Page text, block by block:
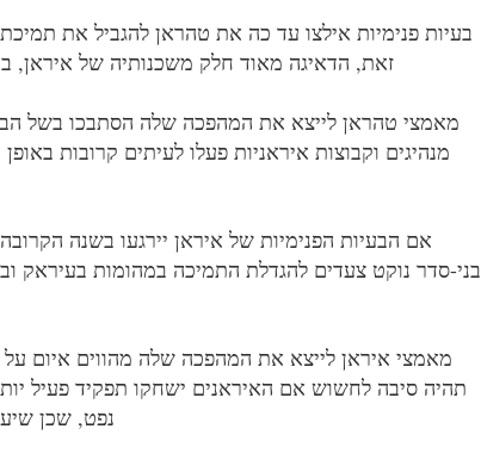
בעיות פנימיות אילצו עד כה את טהראן להגביל את
זאת, הדאיגה מאוד חלק משכנותיה של איראן,
מאמצי טהראן לייצא את המהפכה שלה הסתבכו בשל
מנהיגים וקבוצות איראניות פעלו לעיתים קרובות
אם הבעיות הפנימיות של איראן יירגעו בשנה
בני-סדר נוקט צעדים להגדלת התמיכה במהומות בעיראק
מאמצי איראן לייצא את המהפכה שלה מהווים איום
תהיה סיבה לחשוש אם האיראנים ישחקו תפקיד פעיל
נפט, שכן